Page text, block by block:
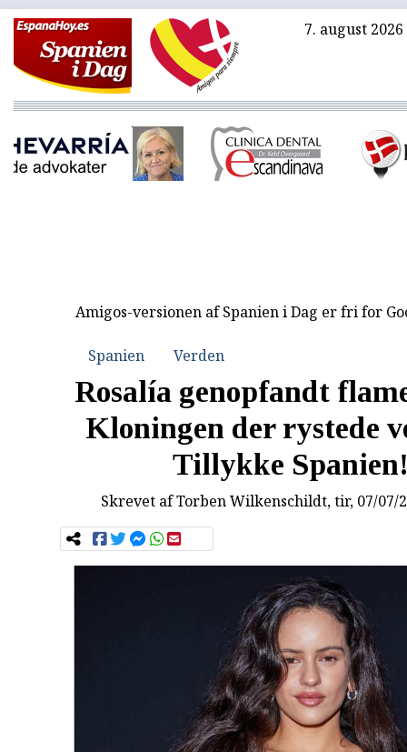
7. august 2026
Amigos-versionen af Spanien i Dag er fri for
Spanien Verden
Rosalía genopfandt
Kloningen der rystede
Tillykke
Skrevet afTorben Wilkenschildt, tir, 07/07/